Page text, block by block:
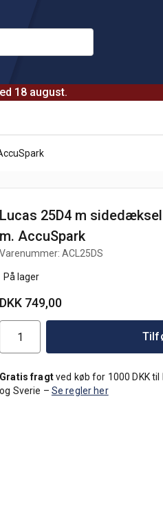
18 august.
Lucas 25D4 m
m. AccuSpark
Varenummer:ACL25DS
På lager
DKK 749,00
Gratis fragtved køb for 1000 DKK til
og Sverie – Se regler her